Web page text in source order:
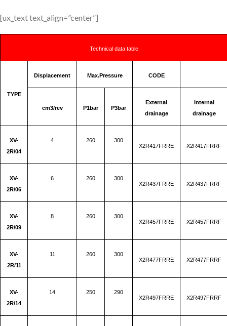
[ux_text text_align=”center”]
Technical data table
TYPE
Displacement Max.Pressure CODE
cm3/rev P1bar P3bar
External
drainage
Internal
drainage
XV-
2R/04
4 260
300
X2R417FRRE
X2R417FRRF
XV-
2R/06
6 260
300
X2R437FRRE
X2R437FRRF
XV-
2R/09
8 260
300
X2R457FRRE
X2R457FRRF
XV-
2R/11
11 260
300
X2R477FRRE
X2R477FRRF
XV-
2R/14
14 250
290
X2R497FRRE
X2R497FRRF